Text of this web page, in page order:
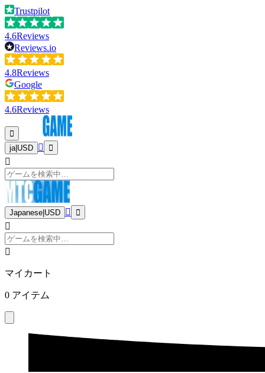
Trustpilot
4.6Reviews
Reviews.io
4.8Reviews
Google
4.6Reviews
ja| USD
Japanese USD
マイカート
0 アイテム